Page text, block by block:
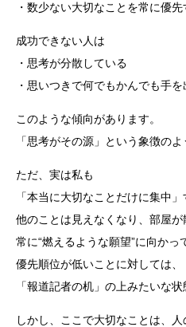
・数少ない大切なことを常に優先
成功できない人は
・思考が分散している
・思いつきで何でもかんでも手
このような傾向があります。
「思考がその源」という象徴の
ただ、実は私も
「本当に大切なことだけに集中
他のことは見えなくなり、部屋が
常に“燃えるような願望”に向かっ
優先順位が低いことに対しては、
「報道記者の机」の上みたいな
しかし、ここで大切なことは、人